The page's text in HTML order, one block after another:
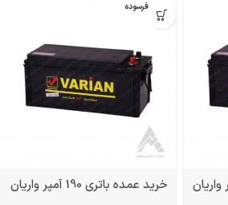
بدون فرسوده
خرید عمده باتری 190 آمپر واریان